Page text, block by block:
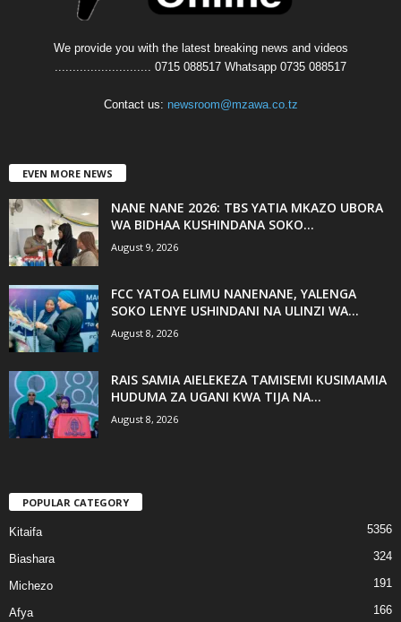
We provide you with the latest breaking news and videos
........................... 0715 088517 Whatsapp 0735 088517
Contact us: newsroom@mzawa.co.tz
EVEN MORE NEWS
NANE NANE 2026: TBS YATIA MKAZO UBORA
WA BIDHAA KUSHINDANA SOKO...
August 9, 2026
FCC YATOA ELIMU NANENANE, YALENGA
SOKO LENYE USHINDANI NA ULINZI WA...
August 8, 2026
RAIS SAMIA AIELEKEZA TAMISEMI KUSIMAMIA
HUDUMA ZA UGANI KWA TIJA NA...
August 8, 2026
POPULAR CATEGORY
Kitaifa 5356
Biashara 324
Michezo 191
Afya 166